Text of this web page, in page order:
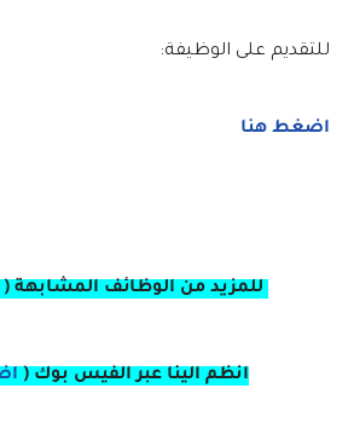
للتقديم على الوظيفة:
اضغط هنا
للمزيد من الوظائف المشابهة (
انظم الينا عبر الفيس بوك (